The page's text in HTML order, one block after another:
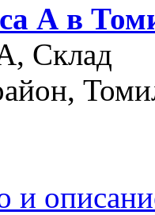
А в
Склад
и